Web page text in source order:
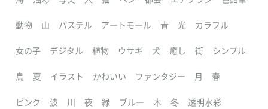
動物 山 パステル アートモール 青 光 カラフル
女の子 デジタル 植物 ウサギ 犬 癒し 街 シンプル
鳥 夏 イラスト かわいい ファンタジー 月 春
ピンク 波 川 夜 緑 ブルー 木 冬 透明水彩